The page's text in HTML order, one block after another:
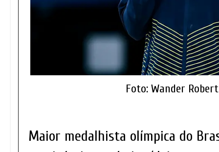
Foto: Wander
Maior medalhista olímpica do